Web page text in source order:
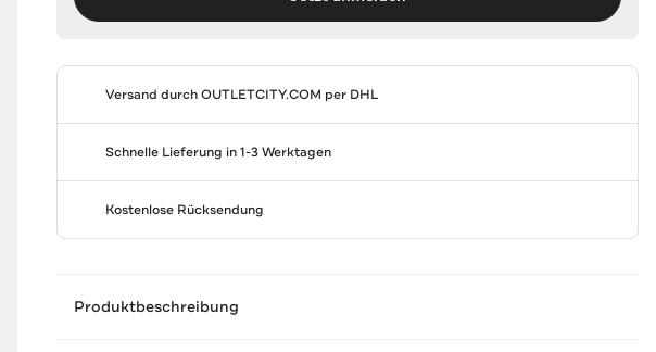
Versand durchOUTLETCITY.COM per DHL
Schnelle Lieferung in 1-3 Werktagen
Kostenlose Rücksendung
Produktbeschreibung